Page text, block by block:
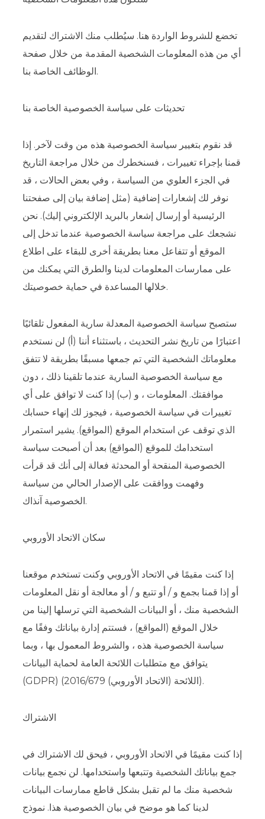
تخضع للشروط الواردة هنا. سيُطلب منك الاشتراك لتقديم
أي من هذه المعلومات الشخصية المقدمة من خلال صفحة
الوظائف الخاصة بنا.
تحديثات على سياسة الخصوصية الخاصة بنا
قد نقوم بتغيير سياسة الخصوصية هذه من وقت لآخر. إذا
قمنا بإجراء تغييرات ، فسنخطرك من خلال مراجعة التاريخ
في الجزء العلوي من السياسة ، وفي بعض الحالات ، قد
نوفر لك إشعارات إضافية (مثل إضافة بيان إلى صفحتنا
الرئيسية أو إرسال إشعار بالبريد الإلكتروني إليك). نحن
نشجعك على مراجعة سياسة الخصوصية عندما تدخل إلى
الموقع أو تتفاعل معنا بطريقة أخرى للبقاء على اطلاع
على ممارسات المعلومات لدينا والطرق التي يمكنك من
خلالها المساعدة في حماية خصوصيتك.
ستصبح سياسة الخصوصية المعدلة سارية المفعول تلقائيًا
اعتبارًا من تاريخ نشر التحديث ، باستثناء أننا (أ) لن نستخدم
معلوماتك الشخصية التي تم جمعها مسبقًا بطريقة لا تتفق
مع سياسة الخصوصية السارية عندما تلقينا ذلك ، دون
موافقتك. المعلومات ، و (ب) إذا كنت لا توافق على أي
تغييرات في سياسة الخصوصية ، فيجوز لك إنهاء حسابك
الذي توقف عن استخدام الموقع (المواقع). يشير استمرار
استخدامك للموقع (المواقع) بعد أن أصبحت سياسة
الخصوصية المنقحة أو المحدثة فعالة إلى أنك قد قرأت
وفهمت ووافقت على الإصدار الحالي من سياسة
الخصوصية آنذاك.
سكان الاتحاد الأوروبي
إذا كنت مقيمًا في الاتحاد الأوروبي وكنت تستخدم موقعنا
أو إذا قمنا بجمع و / أو تتبع و / أو معالجة أو نقل المعلومات
الشخصية منك ، أو البيانات الشخصية التي ترسلها إلينا من
خلال الموقع (المواقع) ، فستتم إدارة بياناتك وفقًا مع
سياسة الخصوصية هذه ، والشروط المعمول بها ، وبما
يتوافق مع متطلبات اللائحة العامة لحماية البيانات
(GDPR) (اللائحة (الاتحاد الأوروبي) 2016/679).
الاشتراك
إذا كنت مقيمًا في الاتحاد الأوروبي ، فيحق لك الاشتراك في
جمع بياناتك الشخصية وتتبعها واستخدامها. لن نجمع بيانات
شخصية منك ما لم تقبل بشكل قاطع ممارسات البيانات
لدينا كما هو موضح في بيان الخصوصية هذا. نموذج